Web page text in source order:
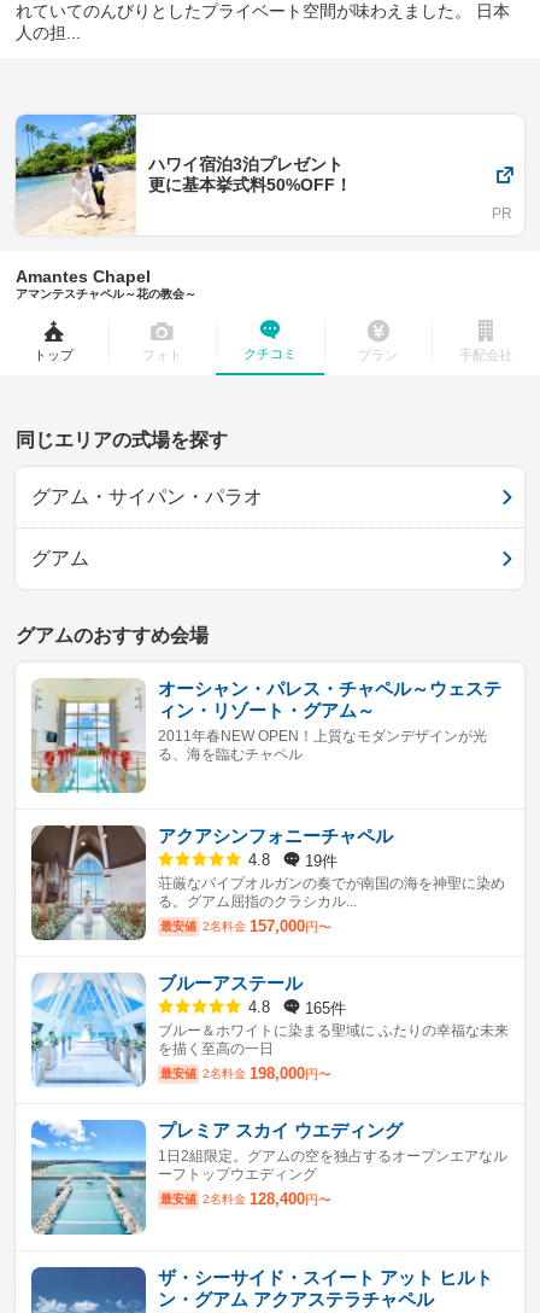
れていてのんびりとしたプライベート空間が味わえました。 日本
人の担...
ハワイ宿泊3泊プレゼント
更に基本挙式料50%OFF！
Amantes Chapel
アマンテスチャペル～花の教会～
トップ フォト クチコミ プラン 手配会社
同じエリアの式場を探す
グアム・サイパン・パラオ
グアム
グアムのおすすめ会場
オーシャン・パレス・チャペル～ウェステ
ィン・リゾート・グアム～
2011年春NEW OPEN！上質なモダンデザインが光
る、海を臨むチャペル
アクアシンフォニーチャペル
4.8 19件
荘厳なパイプオルガンの奏でが南国の海を神聖に染め
る。グアム屈指のクラシカル...
最安値 2名料金 157,000円〜
ブルーアステール
4.8 165件
ブルー＆ホワイトに染まる聖域に ふたりの幸福な未来
を描く至高の一日
最安値 2名料金 198,000円〜
プレミア スカイ ウエディング
1日2組限定。グアムの空を独占するオープンエアなル
ーフトップウエディング
最安値 2名料金 128,400円〜
ザ・シーサイド・スイート アット ヒルト
ン・グアム アクアステラチャペル